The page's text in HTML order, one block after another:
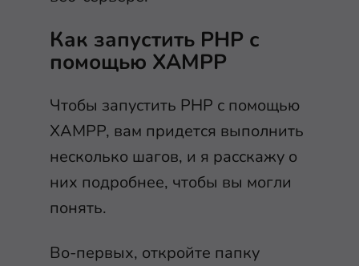
Как запустить PHP с
помощью XAMPP
Чтобы запустить PHP с помощью
XAMPP, вам придется выполнить
несколько шагов, и я расскажу о
них подробнее, чтобы вы могли
понять.
Во-первых, откройте папку